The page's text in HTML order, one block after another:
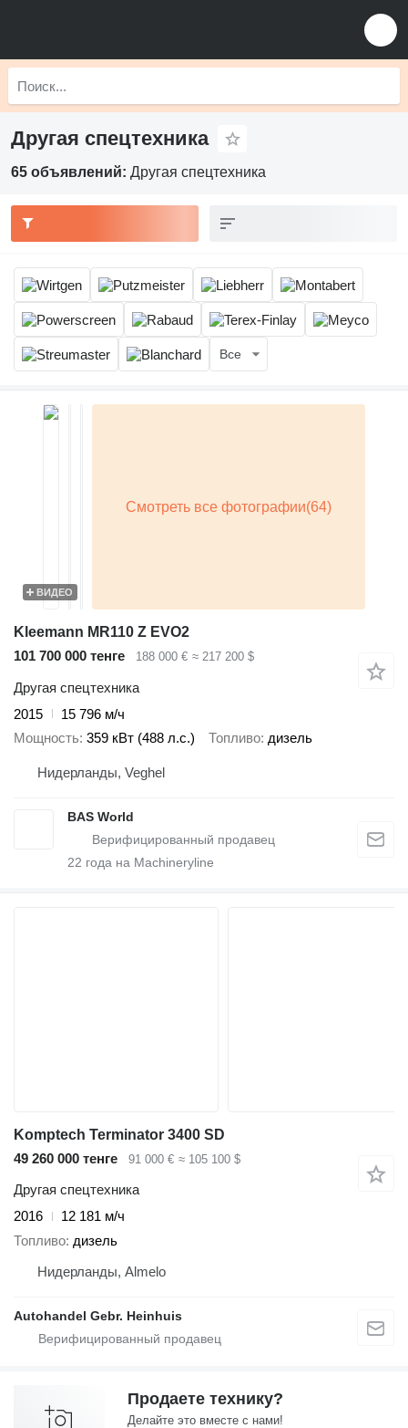
Другая спецтехника
65 объявлений: Другая спецтехника
Все
ВИДЕО
Kleemann MR110 Z EVO2
101 700 000 тенге
188 000 € ≈ 217 200 $
Другая спецтехника
2015
15 796 м/ч
Мощность 359 кВт (488 л.с.) Топливо дизель
Нидерланды, Veghel
BAS World
22 года на Machineryline
Komptech Terminator 3400 SD
49 260 000 тенге
91 000 € ≈ 105 100 $
Другая спецтехника
2016
12 181 м/ч
Топливо дизель
Нидерланды, Almelo
Autohandel Gebr. Heinhuis
Продаете технику?
Делайте это вместе с нами!